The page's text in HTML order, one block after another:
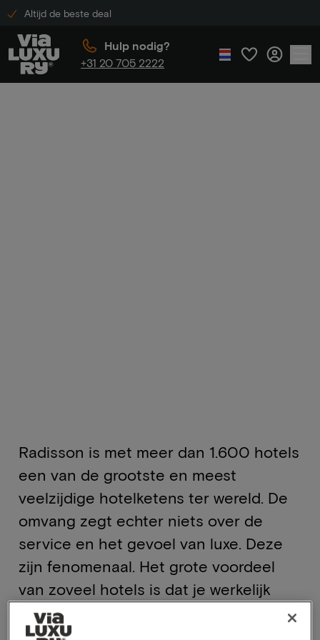
Altijd de beste deal
Hulp nodig?
+31 20 705 2222
Radisson is met meer dan 1.600 hotels
een van de grootste en meest
veelzijdige hotelketens ter wereld. De
omvang zegt echter niets over de
service en het gevoel van luxe. Deze
zijn fenomenaal. Het grote voordeel
van zoveel hotels is dat je werkelijk
overal ter wereld een luxe hotel kunt
vinden. Dat niet alleen, met